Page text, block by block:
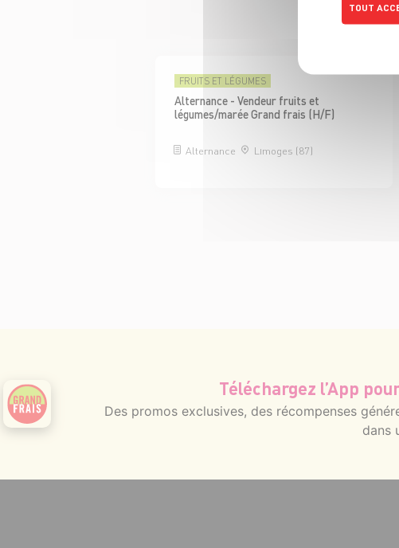
FRUITS ET LÉGUMES
Alternance - Vendeur fruits et
légumes/marée Grand frais (H/F)
Alternance Limoges (87)
Téléchargez l’App
Des promos exclusives, des récompenses
dans
TOUT